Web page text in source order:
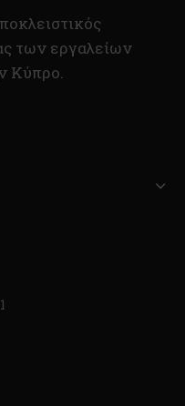
των εργαλείων
Κύπρο.